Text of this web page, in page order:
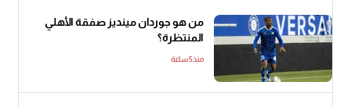
من هو جوردان مينديز صفقة الأهلي
المنتظرة؟
منذ5 ساعة